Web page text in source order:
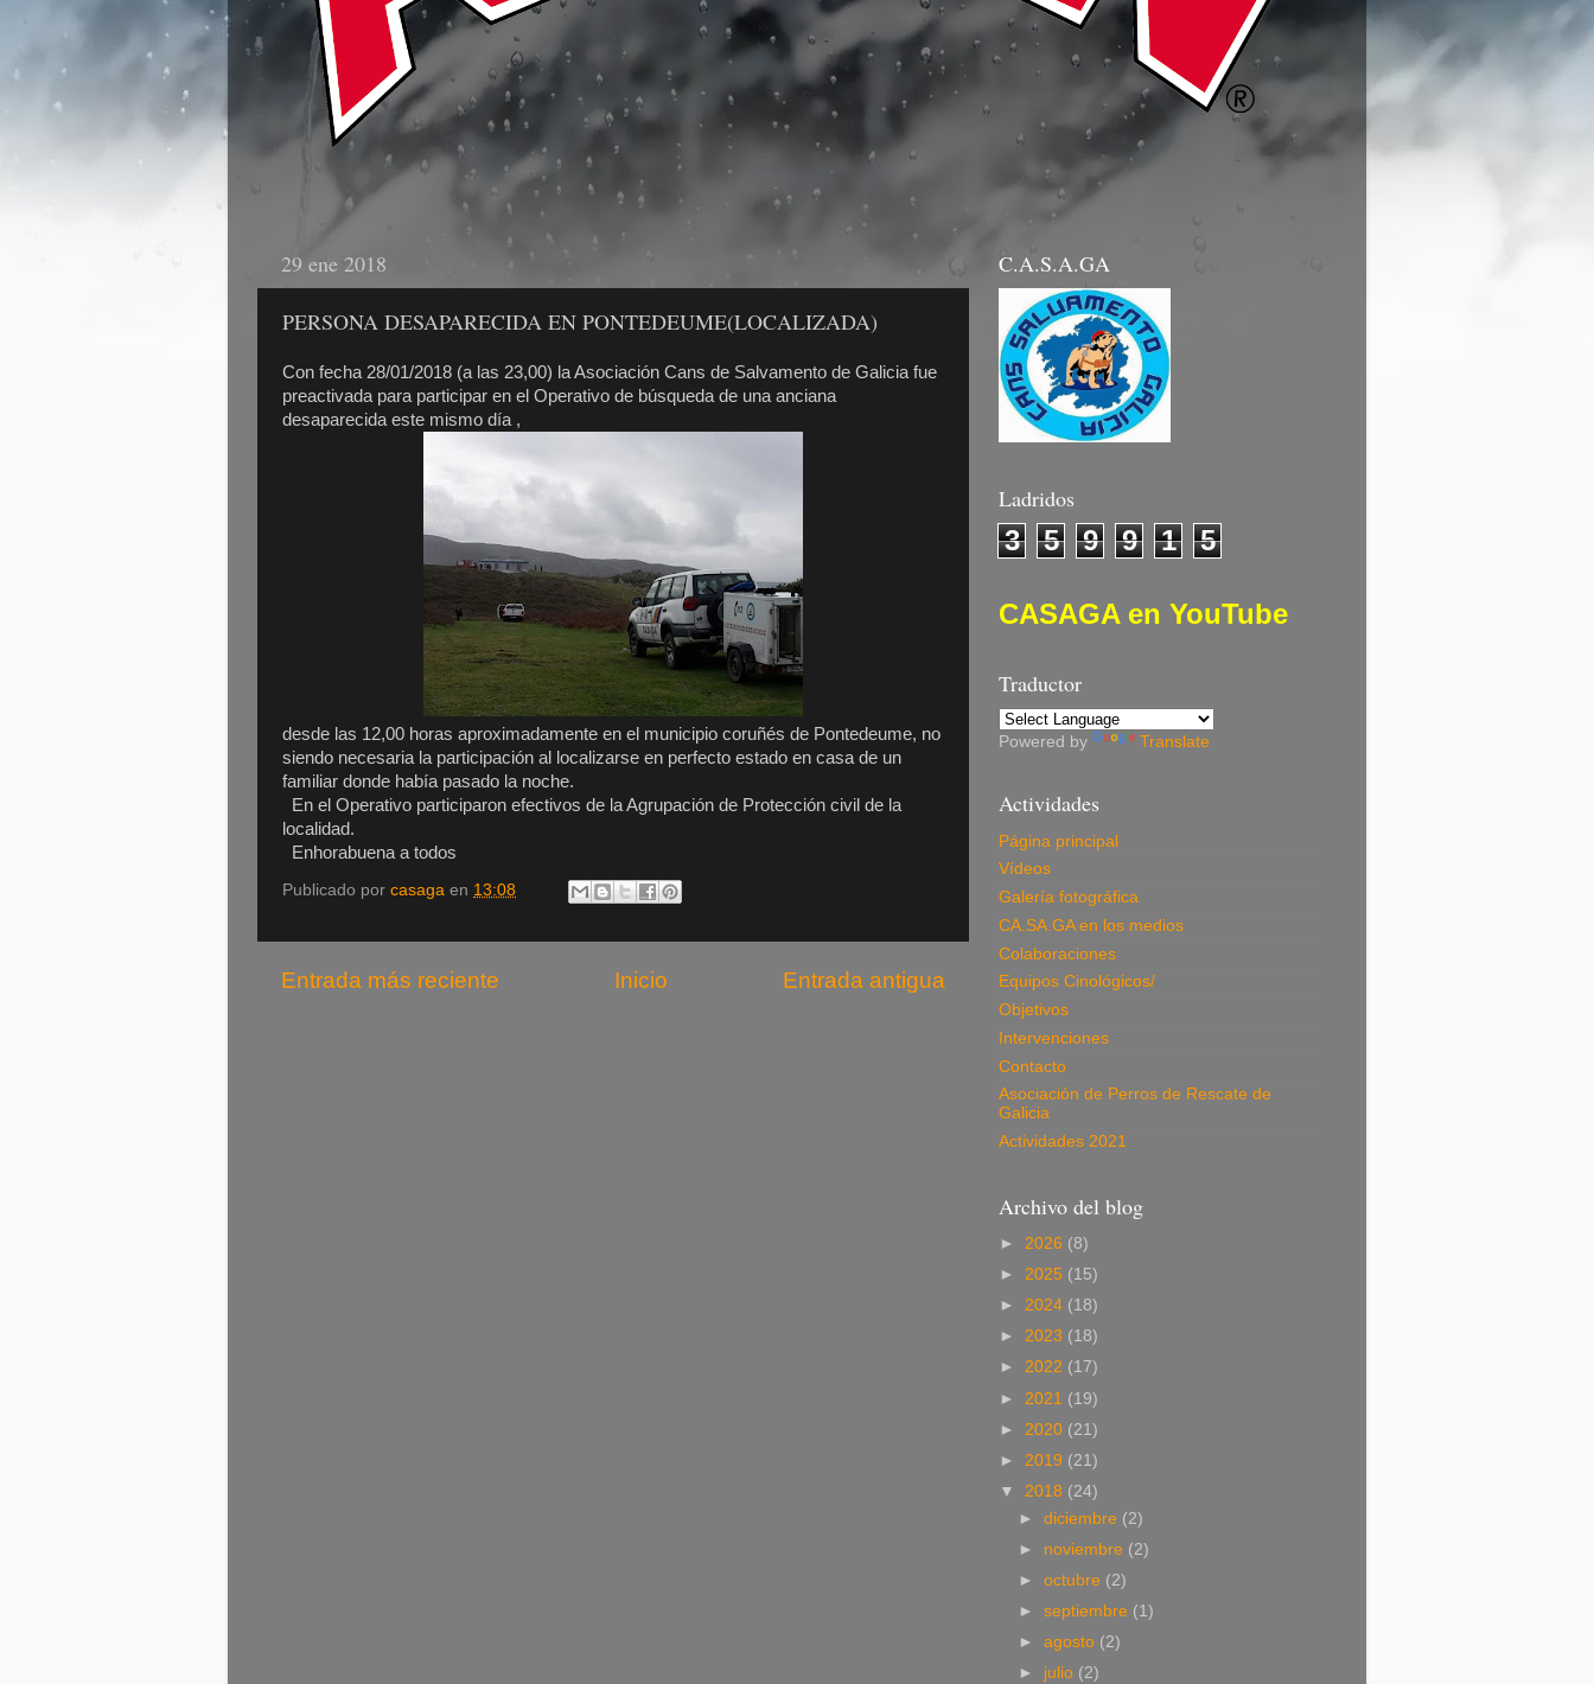
29 ene 2018
PERSONA DESAPARECIDA EN PONTEDEUME(LOCALIZADA)
Con fecha 28/01/2018 (a las 23,00) la Asociación Cans de Salvamento de Galicia fue
preactivada para participar en el Operativo de búsqueda de una anciana
desaparecida este mismo día ,
desde las 12,00 horas aproximadamente en el municipio coruñés de Pontedeume, no
siendo necesaria la participación al localizarse en perfecto estado en casa de un
familiar donde había pasado la noche.
En el Operativo participaron efectivos de la Agrupación de Protección civil de la
localidad.
Enhorabuena a todos
Publicado por casaga en 13:08
Entrada más reciente Entrada antigua
Inicio
C.A.S.A.GA
Ladridos
3 5 9 9 1 5
CASAGA en YouTube
Traductor
Powered by Translate
Actividades
Página principal
Vídeos
Galería fotográfica
CA.SA.GA en los medios
Colaboraciones
Equipos Cinológicos/
Objetivos
Intervenciones
Contacto
Asociación de Perros de Rescate de
Galicia
Actividades 2021
Archivo del blog
► 2026 (8)
► 2025 (15)
► 2024 (18)
► 2023 (18)
► 2022 (17)
► 2021 (19)
► 2020 (21)
► 2019 (21)
▼ 2018 (24)
►diciembre (2)
► noviembre (2)
►octubre (2)
►septiembre (1)
►agosto (2)
► julio (2)